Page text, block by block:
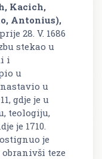
Kacich,
Antonius),
28. V. 1686
stekao u
i
u
u
gdje je u
teologiju,
je 1710.
je
teze